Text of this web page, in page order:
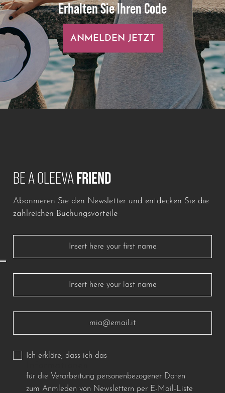
Erhalten Sie Ihren Code
ANMELDEN JETZT
BE A OLEEVAFRIEND
Abonnieren Sie den Newsletter und entdecken Sie die
zahlreichen Buchungsvorteile
Ich erkläre, dass ich das
für die Verarbeitung personenbezogener Daten
zum Anmleden von Newslettern per E-Mail-Liste